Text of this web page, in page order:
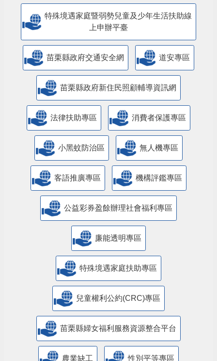
特殊境遇家庭暨弱勢兒童及少年生活扶助線
上申辦平臺
苗栗縣政府交通安全網 道安專區
苗栗縣政府新住民照顧輔導資訊網
法律扶助專區 消費者保護專區
小黑蚊防治區 無人機專區
客語推廣專區 機構評鑑專區
公益彩券盈餘辦理社會福利專區
廉能透明專區
特殊境遇家庭扶助專區
兒童權利公約(CRC)專區
苗栗縣婦女福利服務資源整合平台
農業缺工 性別平等專區